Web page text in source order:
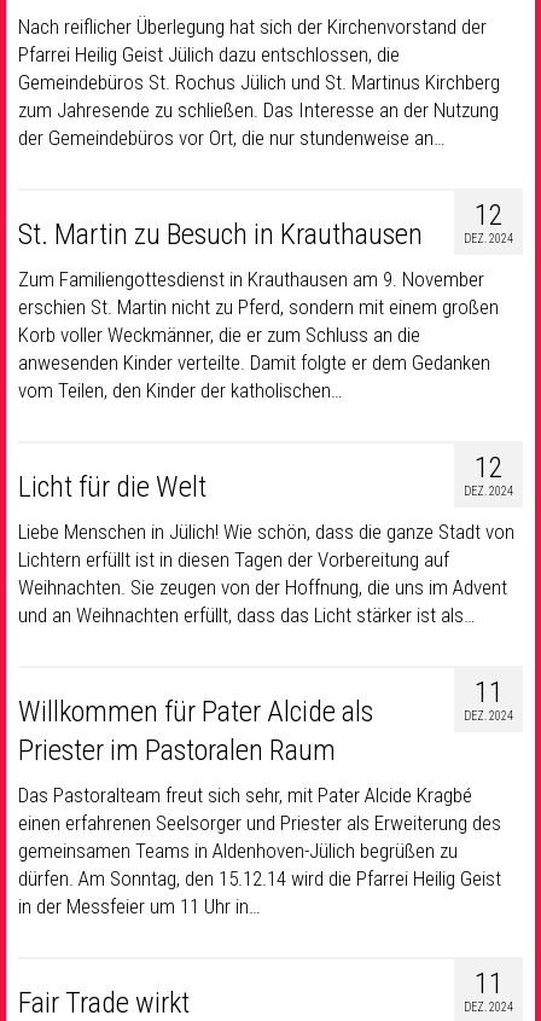
Nach reiflicher Überlegung hat sich der Kirchenvorstand der
Pfarrei Heilig Geist Jülich dazu entschlossen, die
Gemeindebüros St. Rochus Jülich und St. Martinus Kirchberg
zum Jahresende zu schließen. Das Interesse an der Nutzung
der Gemeindebüros vor Ort, die nur stundenweise an…
12
DEZ. 2024
St. Martin zu Besuch in Krauthausen
Zum Familiengottesdienst in Krauthausen am 9. November
erschien St. Martin nicht zu Pferd, sondern mit einem großen
Korb voller Weckmänner, die er zum Schluss an die
anwesenden Kinder verteilte. Damit folgte er dem Gedanken
vom Teilen, den Kinder der katholischen…
12
DEZ. 2024
Licht für die Welt
Liebe Menschen in Jülich! Wie schön, dass die ganze Stadt von
Lichtern erfüllt ist in diesen Tagen der Vorbereitung auf
Weihnachten. Sie zeugen von der Hoffnung, die uns im Advent
und an Weihnachten erfüllt, dass das Licht stärker ist als…
11
DEZ. 2024
Willkommen für Pater Alcide als
Priester im Pastoralen Raum
Das Pastoralteam freut sich sehr, mit Pater Alcide Kragbé
einen erfahrenen Seelsorger und Priester als Erweiterung des
gemeinsamen Teams in Aldenhoven-Jülich begrüßen zu
dürfen. Am Sonntag, den 15.12.14 wird die Pfarrei Heilig Geist
in der Messfeier um 11 Uhr in…
11
DEZ. 2024
Fair Trade wirkt